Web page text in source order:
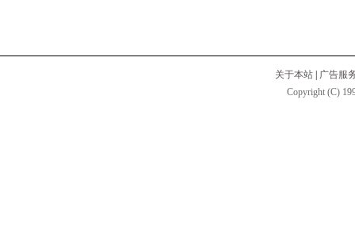
关于本站
广告服
Copyright (C)